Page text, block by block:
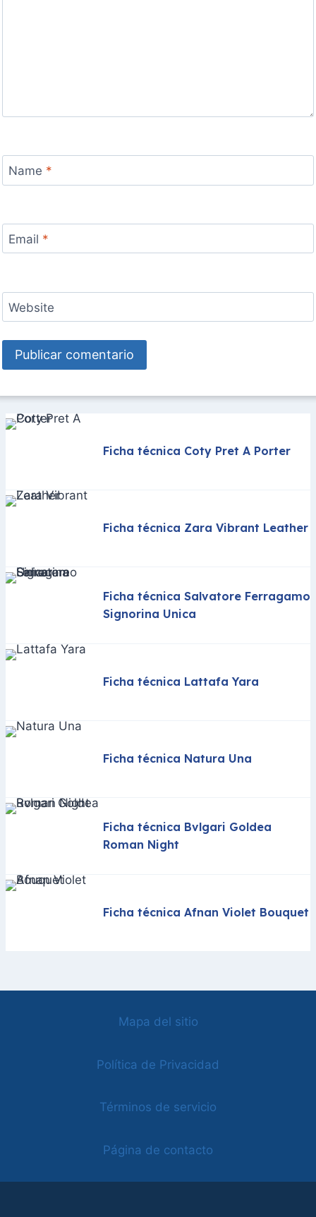
Name *
Email *
Website
Ficha técnica Coty Pret A Porter
Ficha técnica Zara Vibrant Leather
Ficha técnica Salvatore Ferragamo
Signorina Unica
Ficha técnica Lattafa Yara
Ficha técnica Natura Una
Ficha técnica Bvlgari Goldea
Roman Night
Ficha técnica Afnan Violet Bouquet
Mapa del sitio
Política de Privacidad
Términos de servicio
Página de contacto